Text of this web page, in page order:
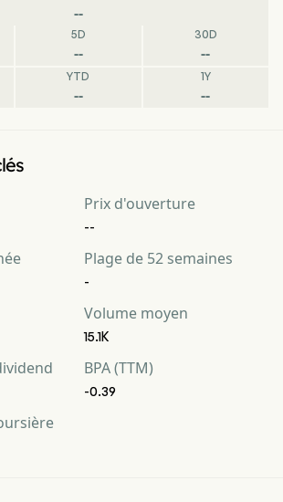
--
5D
--
30D
--
YTD
--
1Y
--
Prix d'ouverture
--
Plage de 52 semaines
-
Volume moyen
15.1K
BPA (TTM)
-0.39